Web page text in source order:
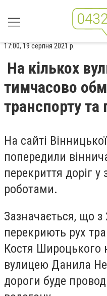
17:00, 19 серпня 2021 р.
На кількох
тимчасово
транспорту та
На сайті
попередили
перекриття доріг
роботами.
Зазначається, що
перекриють рух
Костя Широцького
вулицею Данила
дороги буде